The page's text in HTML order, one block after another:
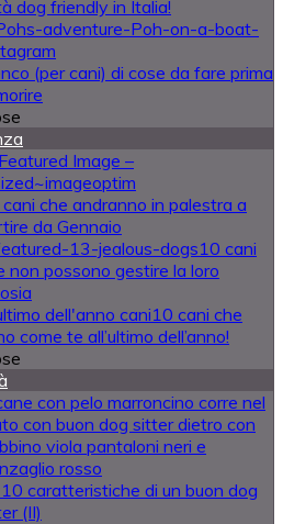
dog friendly in Italia!
(per cani) di cose da fare prima
che andranno in palestra a
da Gennaio
10 cani
non possono gestire la loro
10 cani che
come te all’ultimo dell’anno!
caratteristiche di un buon dog
(II)